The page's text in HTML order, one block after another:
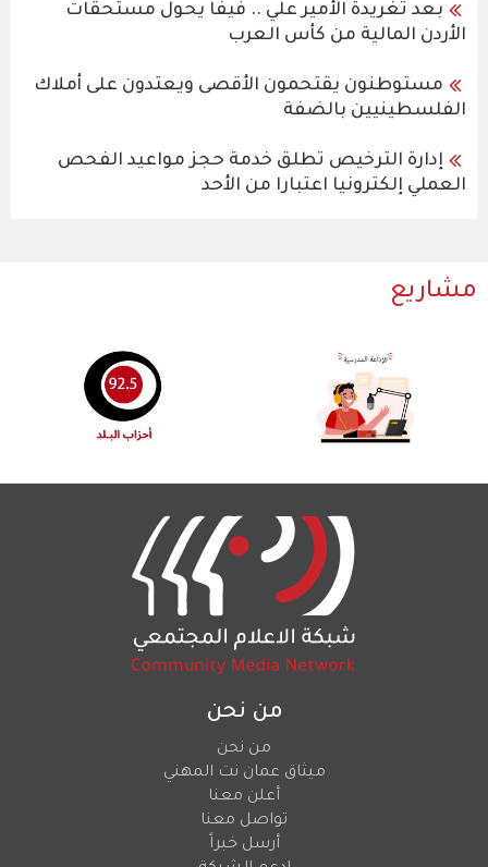
بعد تغريدة الأمير علي .. فيفا يحول مستحقات
الأردن المالية من كأس العرب
مستوطنون يقتحمون الأقصى ويعتدون على أملاك
الفلسطينيين بالضفة
إدارة الترخيص تطلق خدمة حجز مواعيد الفحص
العملي إلكترونيا اعتبارا من الأحد
مشاريع
من نحن
من نحن
ميثاق عمان نت المهني
أعلن معنا
تواصل معنا
أرسل خبراً